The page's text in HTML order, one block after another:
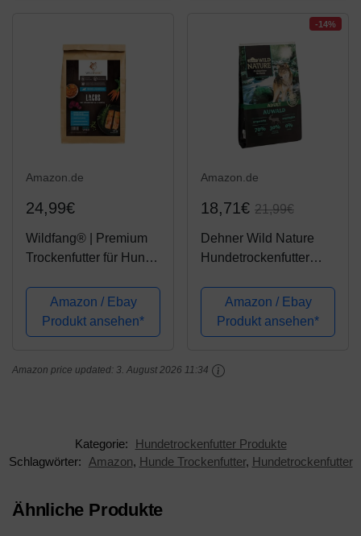
Amazon.de
24,99€
Wildfang® | Premium
Trockenfutter für Hunde
Hundefutter,
getreidefrei und ohne
künstliche Zusatzstoffe
Süsskartoffel &
Amazon / Ebay
Produkt ansehen*
-14%
Amazon.de
18,71€ 21,99€
Dehner Wild Nature
Hundetrockenfutter
Amazon / Ebay
Produkt ansehen*
Amazon price updated: 3. August 2026 11:34
Kategorie:
Hundetrockenfutter Produkte
Schlagwörter:
Amazon, Hunde Trockenfutter, Hundetrockenfutter
Ähnliche Produkte